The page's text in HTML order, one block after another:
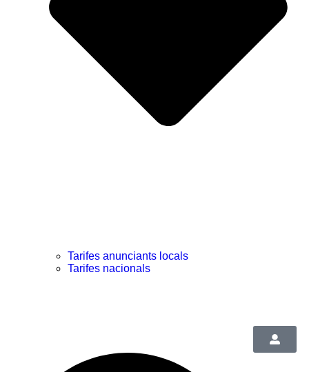
Tarifes anunciants locals
Tarifes nacionals